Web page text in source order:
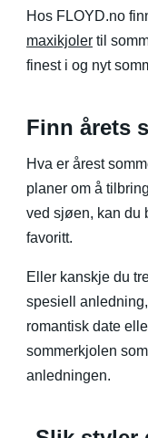
Hos FLOYD.no
maxikjoler til
finest i og nyt
Finn årets
Hva er årest
planer om å
ved sjøen, kan du
favoritt.
Eller kanskje du
spesiell
romantisk date
sommerkjolen
anledningen.